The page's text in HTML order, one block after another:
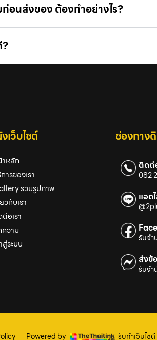
นส่งของ ต้องทำอย่างไร?
เว็บไซต์
หลัก
ารของเรา
รวมรูปภาพ
วกับเรา
อเรา
วาม
สู่ระบบ
ช่องทาง
ติดต่
082
แอด
รับจำ
ส่งข้
รับจำ
Powered by รับทำเว็บไซต์